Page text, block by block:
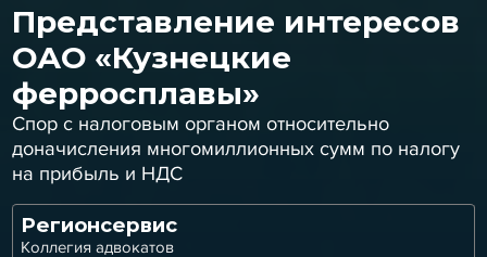
Представление интересов
ОАО «Кузнецкие
ферросплавы»
Спор с налоговым органом относительно
доначисления многомиллионных сумм по налогу
на прибыль и НДС
Регионсервис
Коллегия адвокатов